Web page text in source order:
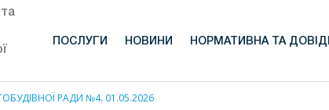
ПОСЛУГИ НОВИНИ НОРМАТИВНА ТА
РАДИ №4. 01.05.2026